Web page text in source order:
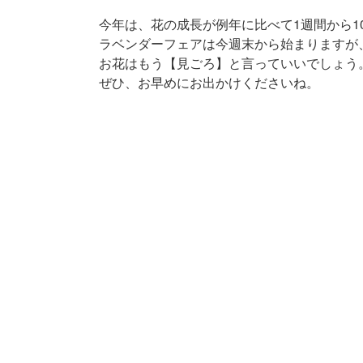
今年は、花の成長が例年に比べて1週間から
ラベンダーフェアは今週末から始まりますが、
お花はもう【見ごろ】と言っていいでしょう。
ぜひ、お早めにお出かけくださいね。